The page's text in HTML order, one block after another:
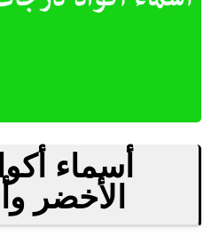
أسماء
الأخضر